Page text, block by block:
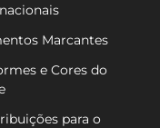
Marcantes
e Cores do
para o